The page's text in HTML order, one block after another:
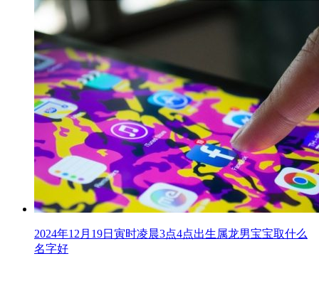
2024年12月19日寅时凌晨3点4点出生属龙男宝宝取什么
名字好